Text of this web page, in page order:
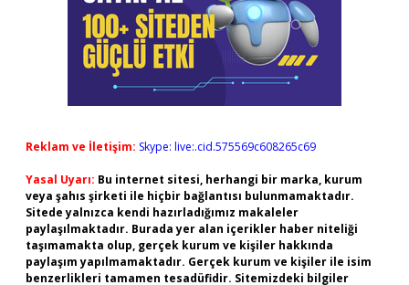
Reklam ve İletişim: Skype: live:.cid.575569c608265c69
Yasal Uyarı: Bu internet sitesi, herhangi bir marka, kurum
veya şahıs şirketi ile hiçbir bağlantısı bulunmamaktadır.
Sitede yalnızca kendi hazırladığımız makaleler
paylaşılmaktadır. Burada yer alan içerikler haber niteliği
taşımamakta olup, gerçek kurum ve kişiler hakkında
paylaşım yapılmamaktadır. Gerçek kurum ve kişiler ile isim
benzerlikleri tamamen tesadüfidir. Sitemizdeki bilgiler